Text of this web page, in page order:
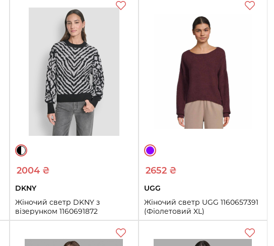
M
Купити
Купити
2004 ₴
DKNY
Жіночий светр DKNY з
візерунком 1160691872
(Чорний/Білий XL)
XL
2652 ₴
UGG
Жіночий светр UGG 1160657391
(Фіолетовий XL)